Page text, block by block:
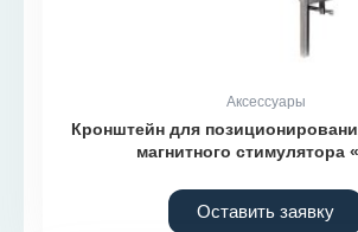
Аксессуары
Кронштейн для
магнитного стимулятора
Оставить заявку